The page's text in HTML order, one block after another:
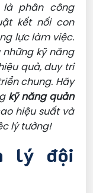
phân công
kết nối con
lực làm việc.
kỹ năng
quả, duy trì
chung. Hãy
kỹ năng quản
hiệu suất và
lý tưởng!
lý đội